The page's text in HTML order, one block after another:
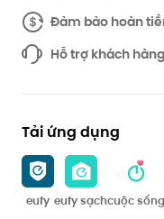
Đảm bảo hoàn
Hỗ trợ khách
Tải ứng dụng
eufy eufy sạchcuộc sống